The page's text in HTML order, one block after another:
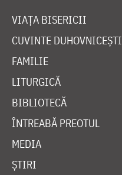
VIAȚA BISERICII
CUVINTE DUHOVNICEȘTI
FAMILIE
LITURGICĂ
BIBLIOTECĂ
ÎNTREABĂ PREOTUL
MEDIA
ȘTIRI